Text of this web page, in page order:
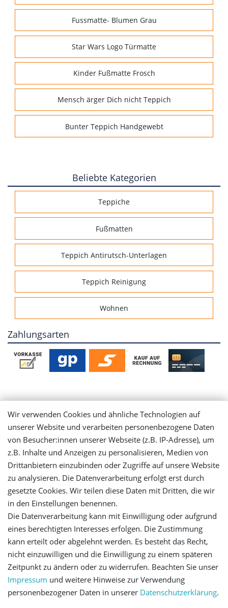
Fussmatte- Blumen Grau
Star Wars Logo Türmatte
Kinder Fußmatte Frosch
Mensch ärger Dich nicht Teppich
Bunter Teppich Handgewebt
Beliebte Kategorien
Teppiche
Fußmatten
Teppich Antirutsch-Unterlagen
Teppich Reinigung
Wohnen
Zahlungsarten
Mein Konto
Login
Registrieren
Versandinformationen
Let's stay connected
Impressum Daten­schutz­erklärung AGB
Wir verwenden Cookies und ähnliche Technologien auf
unserer Website und verarbeiten personenbezogene Daten
von Besucher:innen unserer Webseite (z.B. IP-Adresse), um
z.B. Inhalte und Anzeigen zu personalisieren, Medien von
Drittanbietern einzubinden oder Zugriffe auf unsere Website
zu analysieren. Die Datenverarbeitung erfolgt erst durch
gesetzte Cookies. Wir teilen diese Daten mit Dritten, die wir
in den Einstellungen benennen.
Die Datenverarbeitung kann mit Einwilligung oder aufgrund
eines berechtigten Interesses erfolgen. Die Zustimmung
kann erteilt oder abgelehnt werden. Es besteht das Recht,
nicht einzuwilligen und die Einwilligung zu einem späteren
Zeitpunkt zu ändern oder zu widerrufen. Beachten Sie unser
Impressum und weitere Hinweise zur Verwendung
personenbezogener Daten in unserer Daten­schutz­erklärung.